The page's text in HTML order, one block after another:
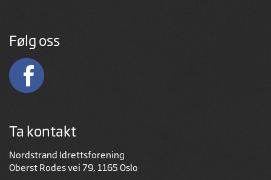
Følg oss
Ta kontakt
Nordstrand Idrettsforening
Oberst Rodes vei 79, 1165 Oslo